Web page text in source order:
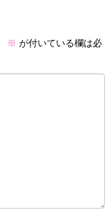
※ が付いている欄は必